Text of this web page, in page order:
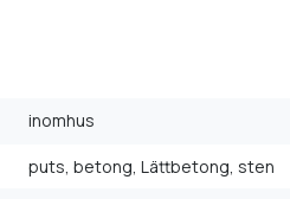
inomhus
puts, betong, Lättbetong, sten